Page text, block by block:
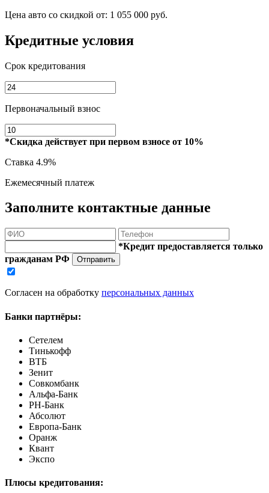
Цена авто со скидкой от: 1 055 000 руб.
Кредитные условия
Срок кредитования
Первоначальный взнос
*Скидка действует при первом взносе от 10%
Ставка 4.9%
Ежемесячный платеж
Заполните контактные данные
*Кредит предоставляется только
гражданам РФ
Отправить
Согласен на обработку персональных данных
Банки партнёры:
Сетелем
Тинькофф
ВТБ
Зенит
Совкомбанк
Альфа-Банк
РН-Банк
Абсолют
Европа-Банк
Оранж
Квант
Экспо
Плюсы кредитования: